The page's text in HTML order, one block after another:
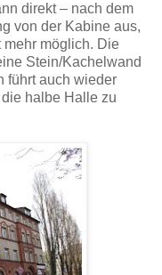
direkt – nach dem
von der Kabine aus,
mehr möglich. Die
Stein/Kachelwand
führt auch wieder
halbe Halle zu